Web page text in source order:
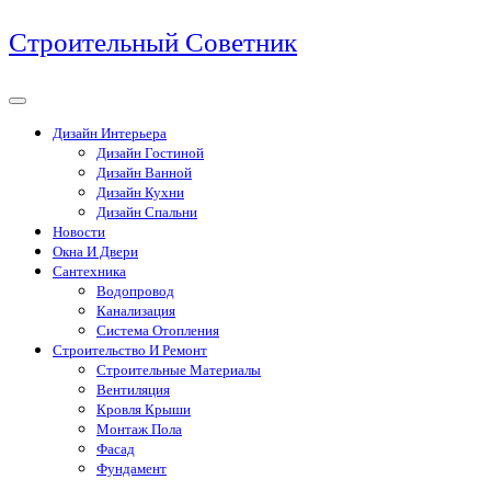
Перейти
к
Строительный Советник
Дизайн Интерьера
Дизайн Гостиной
Дизайн Ванной
Дизайн Кухни
Дизайн Спальни
Новости
Окна И Двери
Сантехника
Водопровод
Канализация
Система Отопления
Строительство И Ремонт
Строительные Материалы
Вентиляция
Кровля Крыши
Монтаж Пола
Фасад
Фундамент